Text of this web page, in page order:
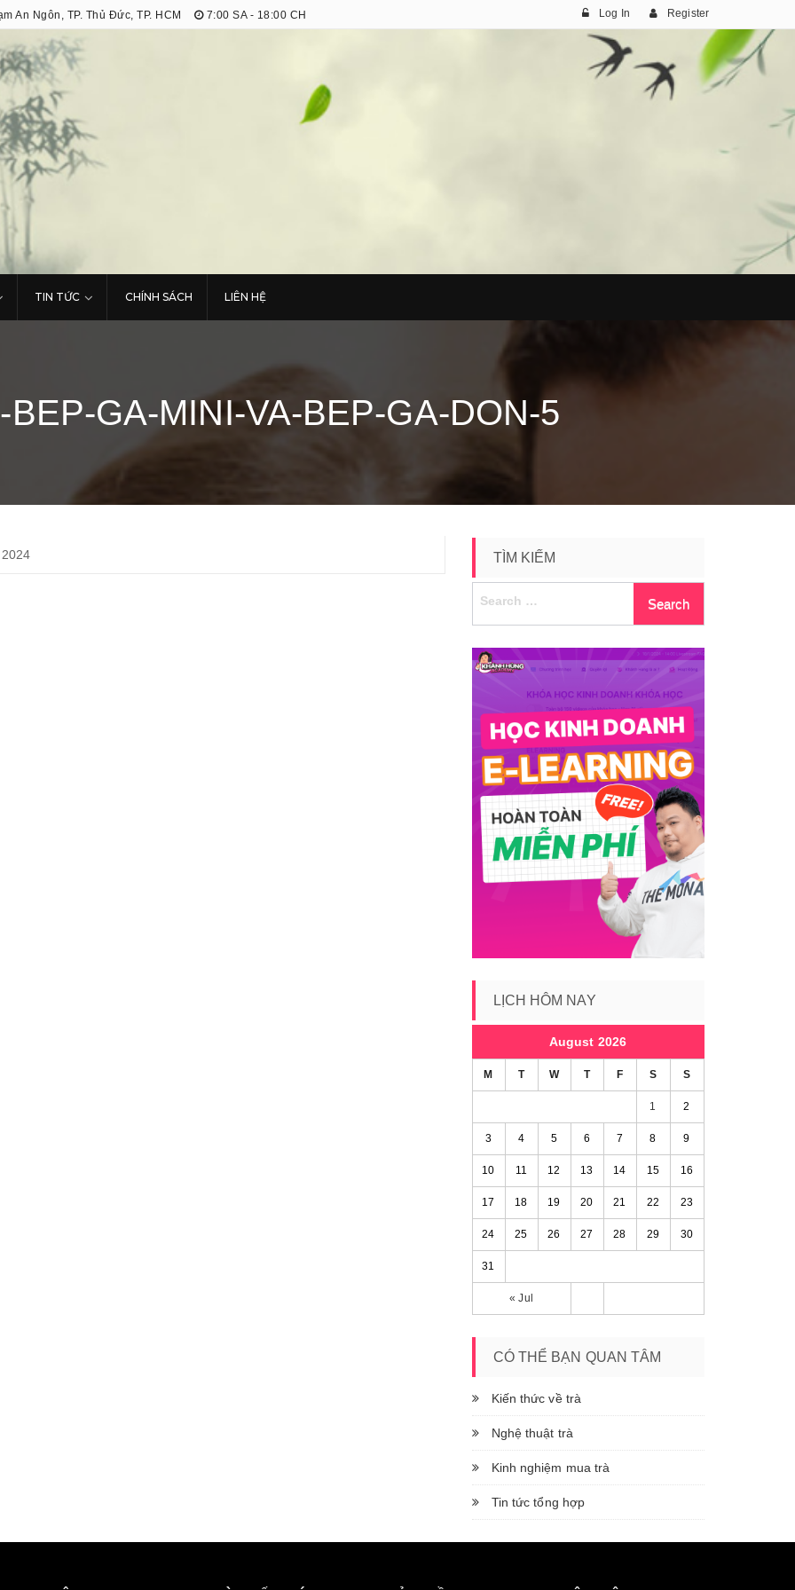
An Ngôn, TP. Thủ Đức, TP. HCM 7:00 SA - 18:00 CH Log In Register
TIN TỨC CHÍNH SÁCH LIÊN HỆ
BEP-GA-MINI-VA-BEP-GA-DON-5
TÌM KIẾM
LỊCH HÔM NAY
August 2026
M T W T F S S
« Jul
1 2
3 4 5 6 7 8 9
10 11 12 13 14 15 16
17 18 19 20 21 22 23
24 25 26 27 28 29 30
31
CÓ THỂ BẠN QUAN TÂM
Kiến thức về trà
Nghệ thuật trà
Kinh nghiệm mua trà
Tin tức tổng hợp